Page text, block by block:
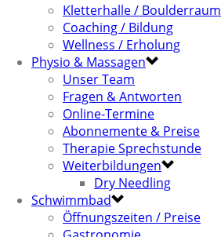
Kletterhalle / Boulderraum
Coaching / Bildung
Wellness / Erholung
Physio & Massagen
Unser Team
Fragen & Antworten
Online-Termine
Abonnemente & Preise
Therapie Sprechstunde
Weiterbildungen
Dry Needling
Schwimmbad
Öffnungszeiten / Preise